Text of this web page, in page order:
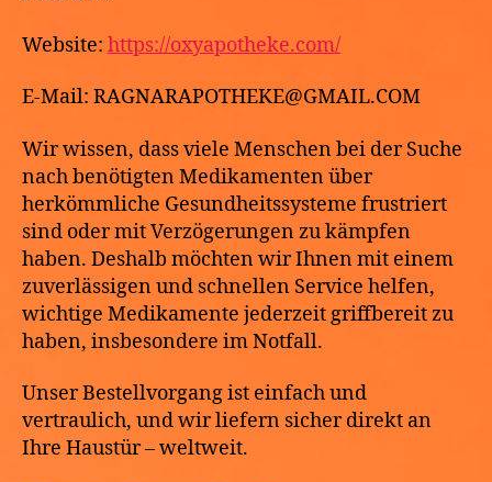
Website: https://oxyapotheke.com/
E-Mail: RAGNARAPOTHEKE@GMAIL.COM
Wir wissen, dass viele Menschen bei der Suche
nach benötigten Medikamenten über
herkömmliche Gesundheitssysteme frustriert
sind oder mit Verzögerungen zu kämpfen
haben. Deshalb möchten wir Ihnen mit einem
zuverlässigen und schnellen Service helfen,
wichtige Medikamente jederzeit griffbereit zu
haben, insbesondere im Notfall.
Unser Bestellvorgang ist einfach und
vertraulich, und wir liefern sicher direkt an
Ihre Haustür – weltweit.